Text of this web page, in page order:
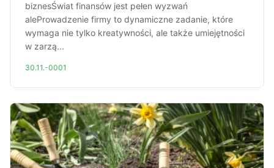
biznesŚwiat finansów jest pełen wyzwań
aleProwadzenie firmy to dynamiczne zadanie, które
wymaga nie tylko kreatywności, ale także umiejętności
w zarzą...
30.11.-0001